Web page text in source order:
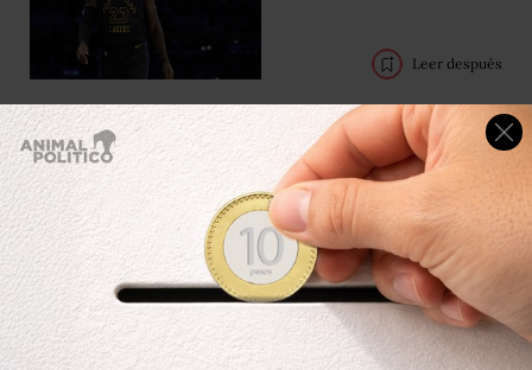
Leer después
MLS: Messi, James y
Müller, la liga tiene
sorpresas con sus
estrellas
Leer después
Trump "homenajea" a
Messi y habla de CR7 y